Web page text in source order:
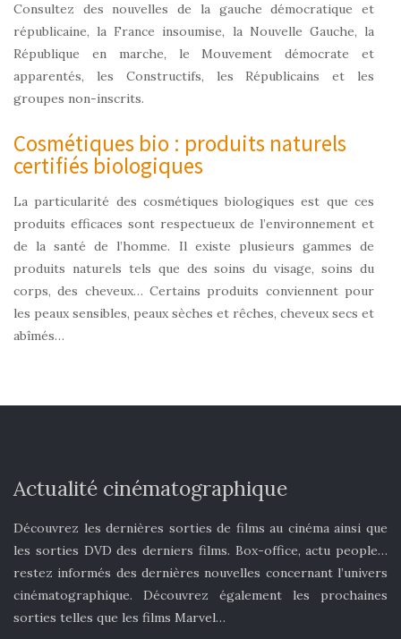
Consultez des nouvelles de la gauche démocratique et
républicaine, la France insoumise, la Nouvelle Gauche, la
République en marche, le Mouvement démocrate et
apparentés, les Constructifs, les Républicains et les
groupes non-inscrits.
Cosmétiques bio : produits naturels
certifiés biologiques
La particularité des cosmétiques biologiques est que ces
produits efficaces sont respectueux de l’environnement et
de la santé de l’homme. Il existe plusieurs gammes de
produits naturels tels que des soins du visage, soins du
corps, des cheveux… Certains produits conviennent pour
les peaux sensibles, peaux sèches et rêches, cheveux secs et
abîmés…
Actualité cinématographique
Découvrez les dernières sorties de films au cinéma ainsi que
les sorties DVD des derniers films. Box-office, actu people…
restez informés des dernières nouvelles concernant l’univers
cinématographique. Découvrez également les prochaines
sorties telles que les films Marvel…